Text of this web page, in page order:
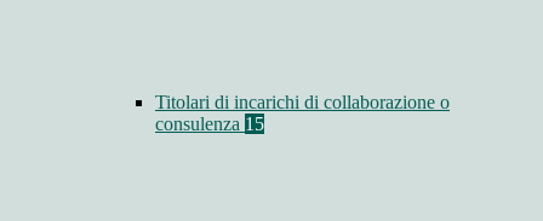
Titolari di incarichi di collaborazione o
consulenza 15